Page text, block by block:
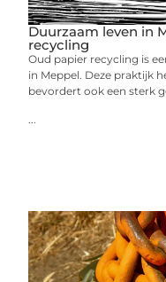
Duurzaam leven in
recycling
Oud papier recycling is
in Meppel. Deze praktijk
bevordert ook een sterk
...